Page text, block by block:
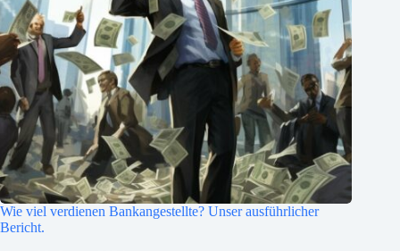
Wie viel verdienen Bankangestellte? Unser ausführlicher
Bericht.